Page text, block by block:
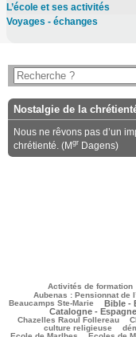
L’école et ses activités
Voyages - échanges
Nostalgie de la
Nous ne rêvons pas d’un
chrétienté. (Mgr Dagens)
Activités de formation
Aubenas : Pensionnat de
46/3285
78/3285
Beaucamps Ste-Marie
862/3285 Bible -
101/3285
577/3285
122/3285
856/3285
Catalogne - Espagne
Chazelles Raoul Follereau
160/3285
256/3285
511/3285
43/3285
culture religieuse